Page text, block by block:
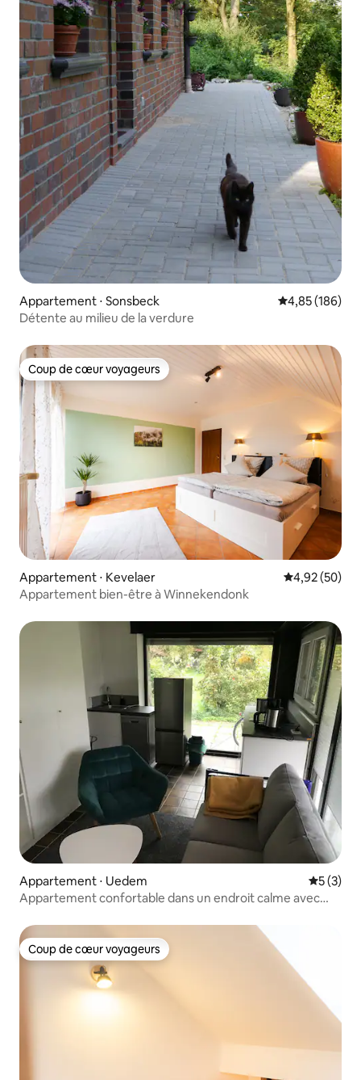
Appartement ⋅ Sonsbeck Évaluation
4,85 (186)
Détente au milieu de la verdure
Coup de cœur voyageurs
Coup de cœur voyageurs
Appartement ⋅ Kevelaer Évaluation
4,92 (50)
Appartement bien-être à Winnekendonk
Appartement ⋅ Uedem
5 (3)
Appartement confortable dans un endroit calme avec
Coup de cœur voyageurs
Coup de cœur voyageurs